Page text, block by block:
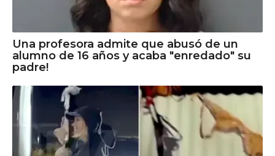
Una profesora admite que abusó de un
alumno de 16 años y acaba "enredado" su
padre!